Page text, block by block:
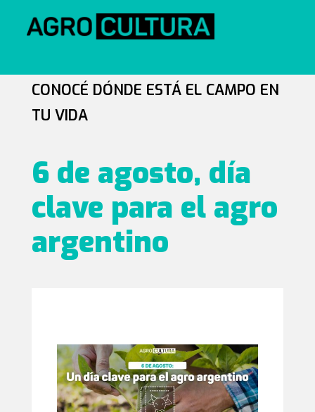
CONOCÉ DÓNDE ESTÁ EL CAMPO EN
TU VIDA
6 de agosto, día
clave para el agro
argentino